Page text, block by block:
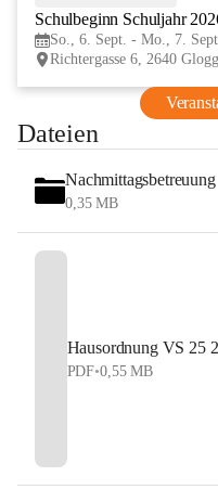
Schulbeginn Schuljahr
So., 6. Sept. - Mo., 7.
Richtergasse 6, 2640
Dateien
Nachmittagsbetreuung
0,35 MB
Hausordnung VS 25
PDF•0,55 MB